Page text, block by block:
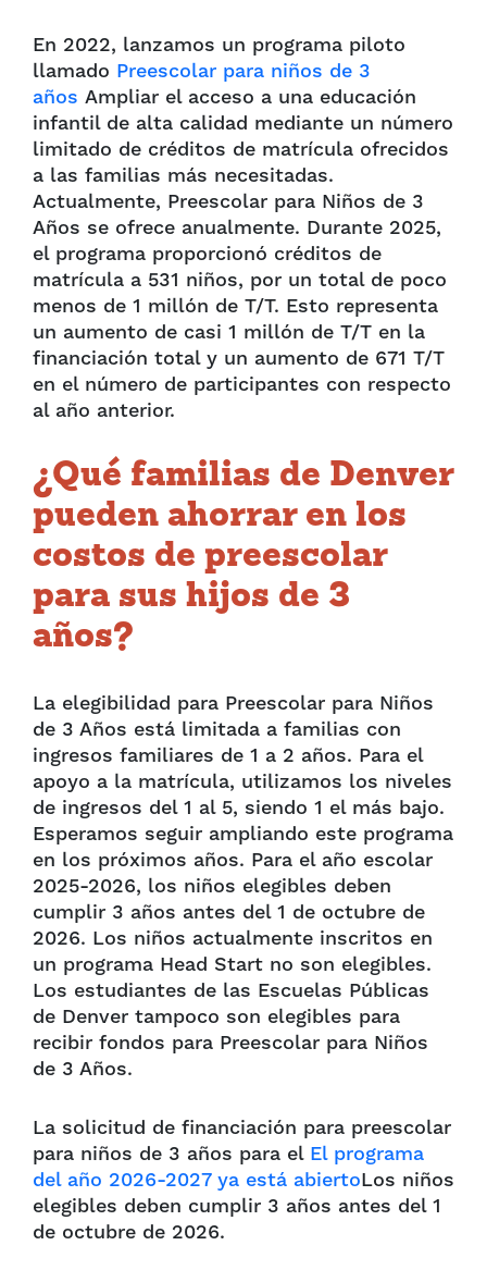
En 2022, lanzamos un programa piloto
llamado Preescolar para niños de 3
años Ampliar el acceso a una educación
infantil de alta calidad mediante un número
limitado de créditos de matrícula ofrecidos
a las familias más necesitadas.
Actualmente, Preescolar para Niños de 3
Años se ofrece anualmente. Durante 2025,
el programa proporcionó créditos de
matrícula a 531 niños, por un total de poco
menos de 1 millón de T/T. Esto representa
un aumento de casi 1 millón de T/T en la
financiación total y un aumento de 671 T/T
en el número de participantes con respecto
al año anterior.
¿Qué familias de Denver
pueden ahorrar en los
costos de preescolar
para sus hijos de 3
años?
La elegibilidad para Preescolar para Niños
de 3 Años está limitada a familias con
ingresos familiares de 1 a 2 años. Para el
apoyo a la matrícula, utilizamos los niveles
de ingresos del 1 al 5, siendo 1 el más bajo.
Esperamos seguir ampliando este programa
en los próximos años. Para el año escolar
2025-2026, los niños elegibles deben
cumplir 3 años antes del 1 de octubre de
2026. Los niños actualmente inscritos en
un programa Head Start no son elegibles.
Los estudiantes de las Escuelas Públicas
de Denver tampoco son elegibles para
recibir fondos para Preescolar para Niños
de 3 Años.
La solicitud de financiación para preescolar
para niños de 3 años para el El programa
del año 2026-2027 ya está abiertoLos niños
elegibles deben cumplir 3 años antes del 1
de octubre de 2026.